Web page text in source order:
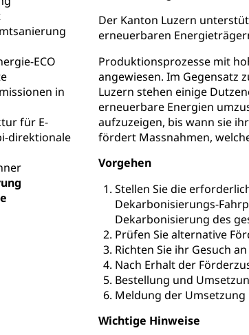
ECO
in
für E-
direktionale
Der Kanton Luzern
erneuerbaren
Produktionsprozesse mit
angewiesen. Im Gegensatz
Luzern stehen einige
erneuerbare Energien
aufzuzeigen, bis wann sie
fördert Massnahmen,
Vorgehen
Stellen Sie die
Dekarbonisierungs-
Dekarbonisierung des
Prüfen Sie alternative
Richten Sie ihr Gesuch
Nach Erhalt der
Bestellung und
Meldung der
Wichtige Hinweise
Bücher, Bundesarchiv,
Staatsarchiv Luzern
Kulturelle Einrichtungen
Museen, Theater, Bibliotheken
Dienststelle Kultur
Kulturförderung
Kulturpolitik,
Förderung,
Theater/Tanz, Musik,
Schule und Kultur,
Kulturförderung und
Mobilität
Schiene und öffentlicher
Schienenverkehr,
Verkehrsverbund Luzern
Schifffahrt
Schiffsverkehr,